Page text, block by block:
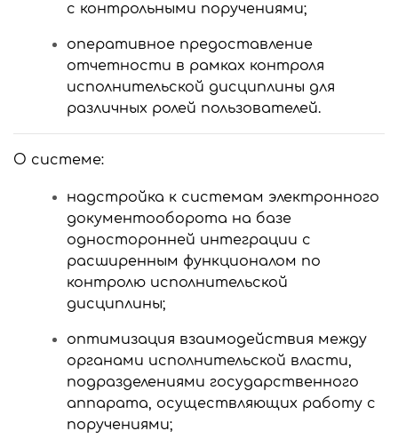
с контрольными поручениями;
оперативное предоставление
отчетности в рамках контроля
исполнительской дисциплины для
различных ролей пользователей.
О системе:
надстройка к системам электронного
документооборота на базе
односторонней интеграции с
расширенным функционалом по
контролю исполнительской
дисциплины;
оптимизация взаимодействия между
органами исполнительской власти,
подразделениями государственного
аппарата, осуществляющих работу с
поручениями;